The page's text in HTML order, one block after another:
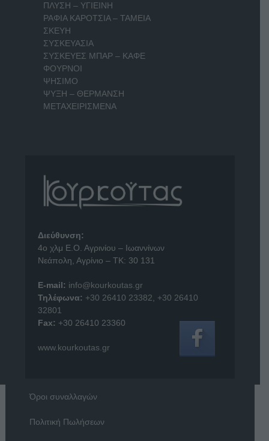
ΠΛΥΣΗ – ΥΓΙΕΙΝΗ
ΡΑΦΙΑ ΚΑΡΟΤΣΙΑ – ΤΑΜΕΙΑ
ΣΚΕΥΗ
ΣΥΣΚΕΥΑΣΙΑ
ΣΥΣΚΕΥΕΣ ΜΠΑΡ – ΚΑΦΕ
ΦΟΥΡΝΟΙ
ΨΗΣΙΜΟ
ΨΥΞΗ – ΘΕΡΜΑΝΣΗ
ΜΕΤΑΧΕΙΡΙΣΜΕΝΑ
Διεύθυνση:
4o χλμ Ε.Ο. Αγρινίου – Ιωαννίνων
Νεάπολη, Αγρίνιο – ΤΚ: 30 131
E-mail: info@kourkoutas.gr
Τηλέφωνα: +30 26410 23382
+30 26410
32801
Fax: +30 26410 23360
www.kourkoutas.gr
Όροι συναλλαγών
Πολιτική Πωλήσεων